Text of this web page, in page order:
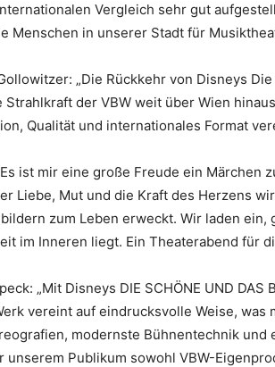
Vergleich sehr gut
Menschen in unserer Stadt für
„Die Rückkehr von Disneys
der VBW weit über Wien
Qualität und internationales Format
ist mir eine große Freude ein
Liebe, Mut und die Kraft des Herzens
zum Leben erweckt. Wir laden
im Inneren liegt. Ein Theaterabend für
„Mit Disneys DIE SCHÖNE UND
vereint auf eindrucksvolle Weise,
modernste Bühnentechnik
Publikum sowohl VBW-